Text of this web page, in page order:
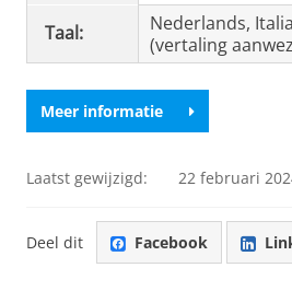
Taal:
Nederlands,
(vertaling
Meer informatie
Laatst gewijzigd: 22 februari
Deel dit Facebook